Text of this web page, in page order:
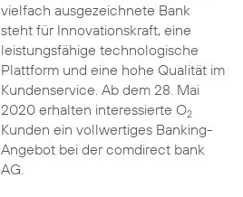
vielfach ausgezeichnete Bank
steht für Innovationskraft, eine
leistungsfähige technologische
Plattform und eine hohe Qualität im
Kundenservice. Ab dem 28. Mai
2020 erhalten interessierte O2
Kunden ein vollwertiges Banking-
Angebot bei der comdirect bank
AG.